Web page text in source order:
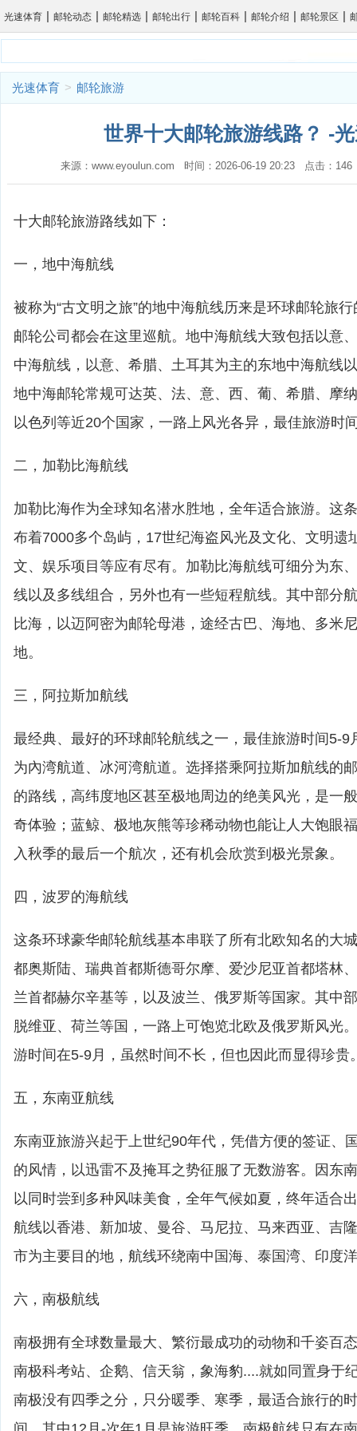
光速体育 | 邮轮动态 | 邮轮精选 | 邮轮出行 | 邮轮百科 | 邮轮介绍 | 邮轮景区 |
光速体育 > 邮轮旅游
世界十大邮轮旅游线路？ -
来源：www.eyoulun.com 时间：2026-06-19 20:23 点击：
十大邮轮旅游路线如下：
一，地中海航线
被称为“古文明之旅”的地中海航线历来是环球邮轮旅
邮轮公司都会在这里巡航。地中海航线大致包括以意
中海航线，以意、希腊、土耳其为主的东地中海航线
地中海邮轮常规可达英、法、意、西、葡、希腊、摩
以色列等近20个国家，一路上风光各异，最佳旅游时
二，加勒比海航线
加勒比海作为全球知名潜水胜地，全年适合旅游。这
布着7000多个岛屿，17世纪海盗风光及文化、文明遗
文、娱乐项目等应有尽有。加勒比海航线可细分为东
线以及多线组合，另外也有一些短程航线。其中部分
比海，以迈阿密为邮轮母港，途经古巴、海地、多米
地。
三，阿拉斯加航线
最经典、最好的环球邮轮航线之一，最佳旅游时间5-9
为內湾航道、冰河湾航道。选择搭乘阿拉斯加航线的
的路线，高纬度地区甚至极地周边的绝美风光，是一
奇体验；蓝鲸、极地灰熊等珍稀动物也能让人大饱眼
入秋季的最后一个航次，还有机会欣赏到极光景象。
四，波罗的海航线
这条环球豪华邮轮航线基本串联了所有北欧知名的大
都奥斯陆、瑞典首都斯德哥尔摩、爱沙尼亚首都塔林
兰首都赫尔辛基等，以及波兰、俄罗斯等国家。其中
脱维亚、荷兰等国，一路上可饱览北欧及俄罗斯风光
游时间在5-9月，虽然时间不长，但也因此而显得珍贵
五，东南亚航线
东南亚旅游兴起于上世纪90年代，凭借方便的签证、
的风情，以迅雷不及掩耳之势征服了无数游客。因东
以同时尝到多种风味美食，全年气候如夏，终年适合
航线以香港、新加坡、曼谷、马尼拉、马来西亚、吉
市为主要目的地，航线环绕南中国海、泰国湾、印度
六，南极航线
南极拥有全球数量最大、繁衍最成功的动物和千姿百
南极科考站、企鹅、信天翁，象海豹....就如同置身于
南极没有四季之分，只分暖季、寒季，最适合旅行的